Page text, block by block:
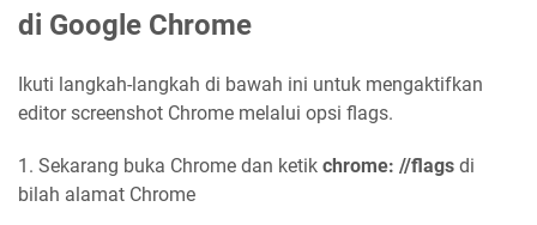
di Google Chrome
Ikuti langkah-langkah di bawah ini untuk mengaktifkan
editor screenshot Chrome melalui opsi flags.
1. Sekarang buka Chrome dan ketik chrome: //flags di
bilah alamat Chrome